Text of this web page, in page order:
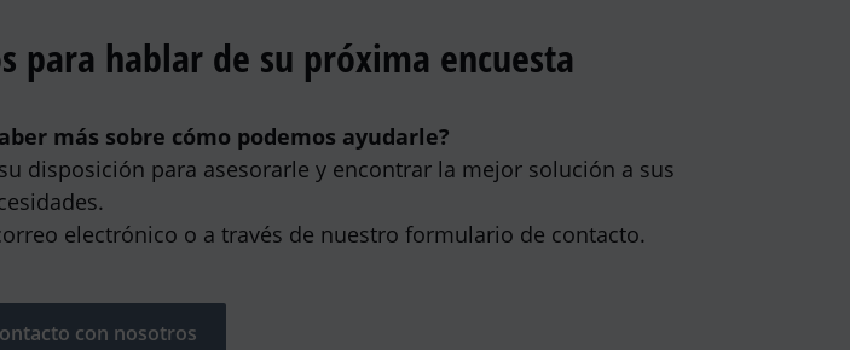
para hablar de su próxima encuesta
más sobre cómo podemos ayudarle?
disposición para asesorarle y encontrar la mejor solución a sus
electrónico o a través de nuestro formulario de contacto.
con nosotros